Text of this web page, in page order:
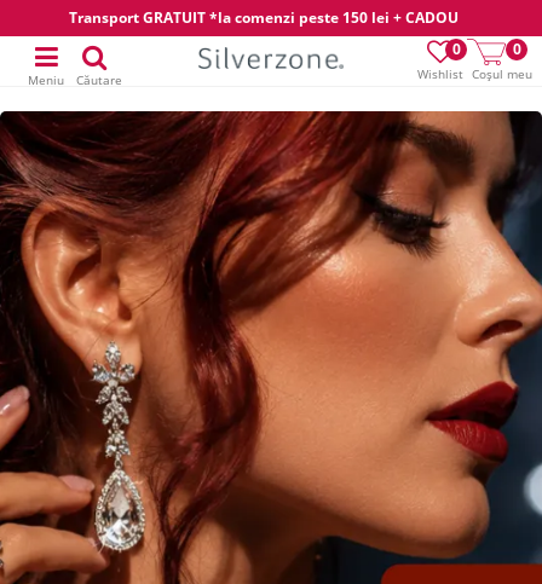
Transport GRATUIT *la comenzi peste 150 lei + CADOU
Wishlist
0
Coșul meu
0
Meniu Căutare